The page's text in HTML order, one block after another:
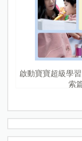
啟動寶寶超級學
索